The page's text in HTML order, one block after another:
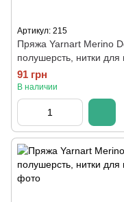
Артикул: 215
Пряжа Yarnart Merino
полушерсть, нитки
91 грн
В наличии